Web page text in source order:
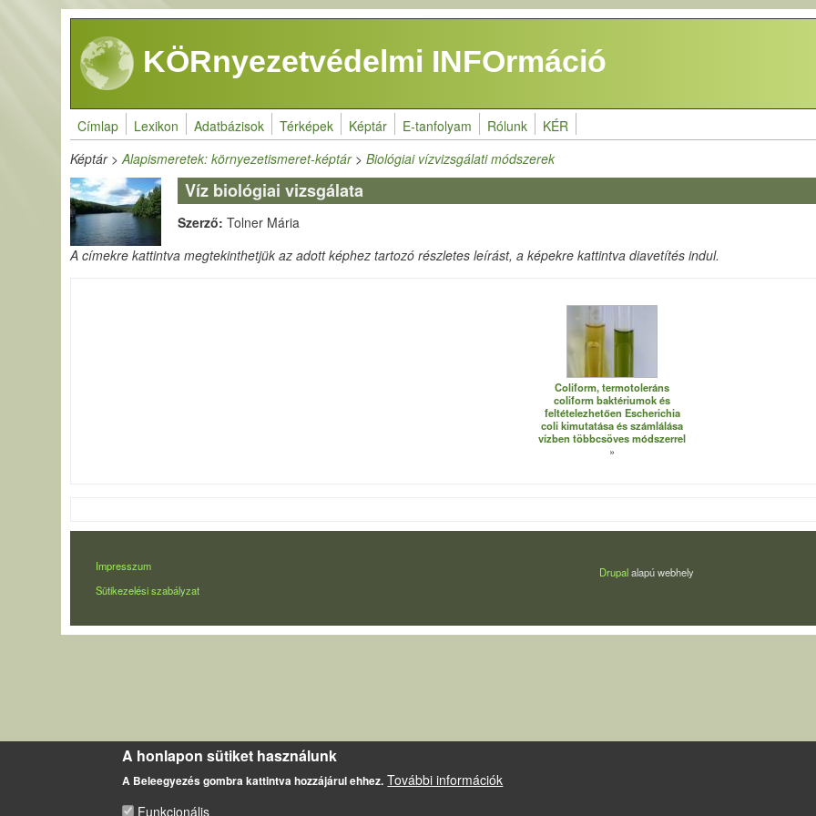
Ugrás a tartalomra
KÖRnyezetvédelmi INFOrmáció
Címlap Lexikon Adatbázisok Térképek Képtár E-tanfolyam Rólunk KÉR
Képtár>Alapismeretek: környezetismeret-képtár>Biológiai vízvizsgálati módszerek
Víz biológiai vizsgálata
Szerző:Tolner Mária
A címekre kattintva megtekinthetjük az adott képhez tartozó részletes leírást, a képekre kattintva diavetítés indul.
Coliform, termotoleráns
coliform baktériumok és
feltételezhetően Escherichia
coli kimutatása és számlálása
vízben többcsöves módszerrel
LÁBLÉC
Impresszum
Sütikezelési szabályzat
Drupalalapú webhely
A honlapon sütiket használunk
A Beleegyezés gombra kattintva hozzájárul ehhez. További információk
Funkcionális